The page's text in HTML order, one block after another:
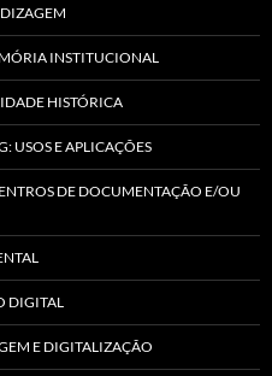
INSTITUCIONAL
HISTÓRICA
USOS E APLICAÇÕES
DE DOCUMENTAÇÃO E/OU
DIGITAL
E DIGITALIZAÇÃO